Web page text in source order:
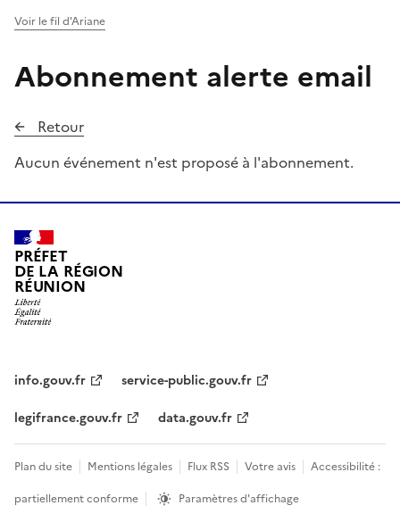
Voir le fil d'Ariane
Abonnement alerte email
Retour
Aucun événement n'est proposé à l'abonnement.
PRÉFET
DE LA RÉGION
RÉUNION
info.gouv.fr
service-public.gouv.fr
legifrance.gouv.fr
data.gouv.fr
Plan du site Mentions légales Flux RSS Votre avis
Accessibilité :
partiellement conforme
Paramètres d'affichage